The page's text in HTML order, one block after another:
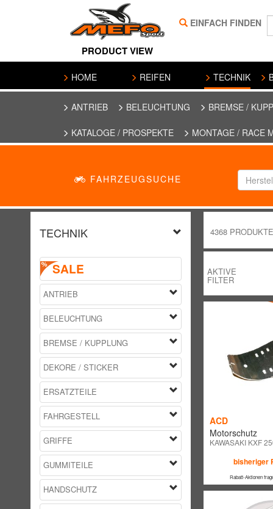
PRODUCT VIEW
EINFACH FINDEN
HOME REIFEN TECHNIK
ANTRIEB BELEUCHTUNG BREMSE /
KATALOGE / PROSPEKTE MONTAGE / RACE
FAHRZEUGSUCHE
TECHNIK
SALE
ANTRIEB
BELEUCHTUNG
BREMSE / KUPPLUNG
DEKORE / STICKER
ERSATZTEILE
FAHRGESTELL
GRIFFE
GUMMITEILE
HANDSCHUTZ
4368 PRODUKTE
AKTIVE
FILTER
ACD
Motorschutz
KAWASAKI KXF
bisheriger
Rabatt-Aktionen